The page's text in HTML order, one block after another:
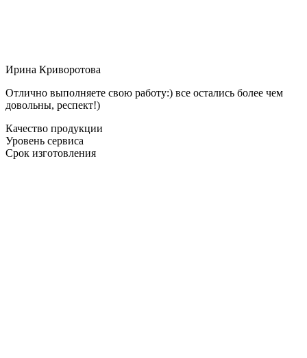
Ирина Криворотова
Отлично выполняете свою работу:) все остались более чем
довольны, респект!)
Качество продукции
Уровень сервиса
Срок изготовления